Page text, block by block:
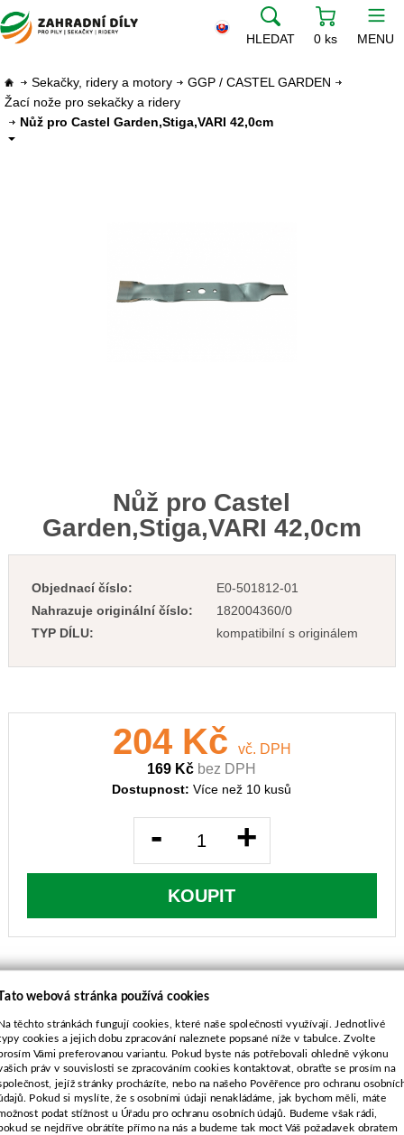
HLEDAT 0 ks MENU
Sekačky, ridery a motory
GGP / CASTEL GARDEN
Žací nože pro sekačky a ridery
Nůž pro Castel Garden,Stiga,VARI 42,0cm
Nůž pro Castel
Garden,Stiga,VARI 42,0cm
Objednací číslo:
E0-501812-01
Nahrazuje originální číslo:
182004360/0
TYP DÍLU:
kompatibilní s originálem
204 Kč
vč. DPH
169 Kč bez DPH
Dostupnost:Více než 10 kusů
- +
KOUPIT
POPIS ZBOŽÍ
mulčovací nůž levotočivý
GGP, Stiga, VARI, Mountfield, Alpina,OleoMac-
sečení 84cm
EFCO EF84, OleoMac OM84
webová stránka používá cookies
těchto stránkách fungují cookies, které naše společnosti využívají. Jednotlivé
cookies a jejich dobu zpracování naleznete popsané níže v tabulce. Zvolte
Vámi preferovanou variantu. Pokud byste nás potřebovali ohledně výkonu
práv v souvislosti se zpracováním cookies kontaktovat, obraťte se prosím na
jejíž stránky procházíte, nebo na našeho Pověřence pro ochranu
Pokud si myslíte, že s osobními údaji nenakládáme, jak bychom měli, máte
podat stížnost u Úřadu pro ochranu osobních údajů. Budeme však rádi,
se nejdříve obrátíte přímo na nás a budeme tak moct Váš požadavek obratem